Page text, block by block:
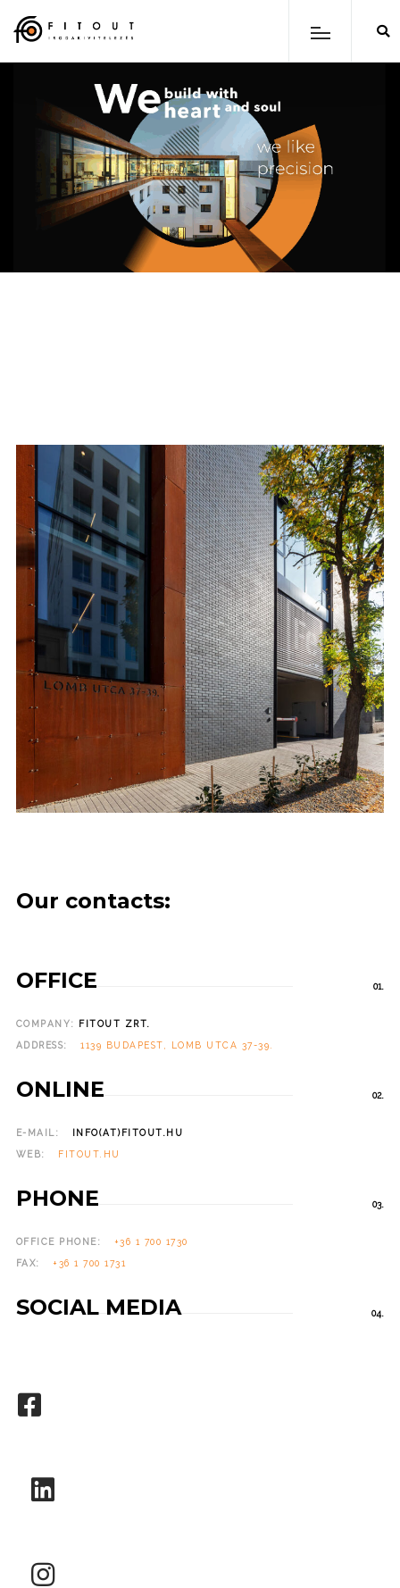
Our contacts:
OFFICE 01.
COMPANY: FITOUT ZRT.
ADDRESS:
1139 BUDAPEST, LOMB UTCA 37-39.
ONLINE 02.
E-MAIL:
INFO(AT)FITOUT.HU
WEB:
FITOUT.HU
PHONE 03.
OFFICE PHONE:
+36 1 700 1730
FAX:
+36 1 700 1731
SOCIAL MEDIA 04.